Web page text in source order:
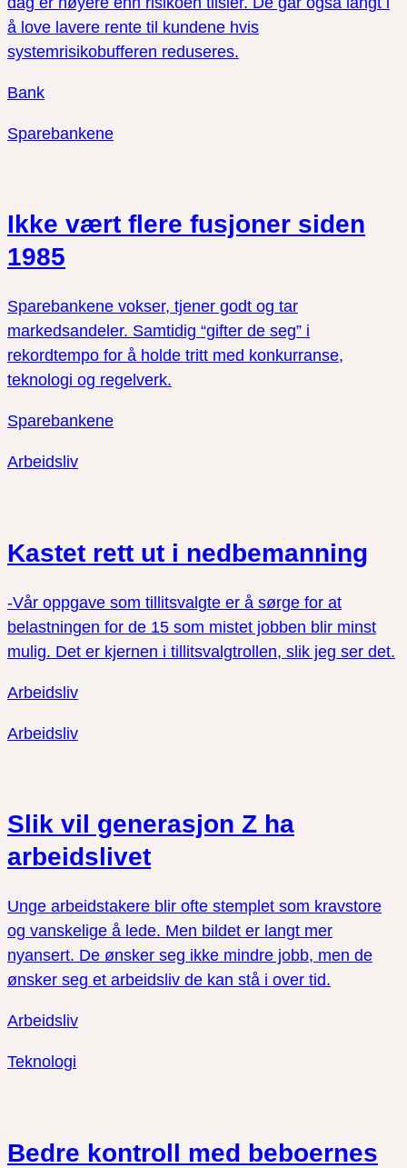
å love lavere rente til kundene hvis
systemrisikobufferen reduseres.
Bank
Sparebankene
Ikke vært flere fusjoner siden
1985
Sparebankene vokser, tjener godt og tar
markedsandeler. Samtidig “gifter de seg” i
rekordtempo for å holde tritt med konkurranse,
teknologi og regelverk.
Sparebankene
Arbeidsliv
Kastet rett ut i nedbemanning
-Vår oppgave som tillitsvalgte er å sørge for at
belastningen for de 15 som mistet jobben blir minst
mulig. Det er kjernen i tillitsvalgtrollen, slik jeg ser det.
Arbeidsliv
Arbeidsliv
Slik vil generasjon Z ha
arbeidslivet
Unge arbeidstakere blir ofte stemplet som kravstore
og vanskelige å lede. Men bildet er langt mer
nyansert. De ønsker seg ikke mindre jobb, men de
ønsker seg et arbeidsliv de kan stå i over tid.
Arbeidsliv
Teknologi
Bedre kontroll med beboernes